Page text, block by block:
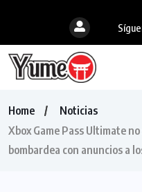
Home
Noticias
Xbox Game Pass Ultimate
bombardea con anuncios a